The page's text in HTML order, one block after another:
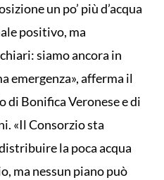
un po’ più d’acqua
positivo, ma
siamo ancora in
emergenza», afferma il
di Bonifica Veronese e di
«Il Consorzio sta
la poca acqua
ma nessun piano può